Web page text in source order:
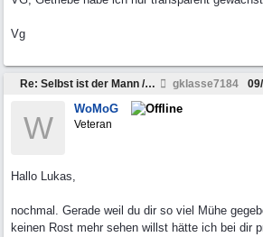
Vg
Re: Selbst ist der Mann / Rahmen restaurieren gklasse7184
W
WoMoG
Veteran
Hallo Lukas,
nochmal. Gerade weil du dir so viel Mühe
keinen Rost mehr sehen willst hätte ich bei dir